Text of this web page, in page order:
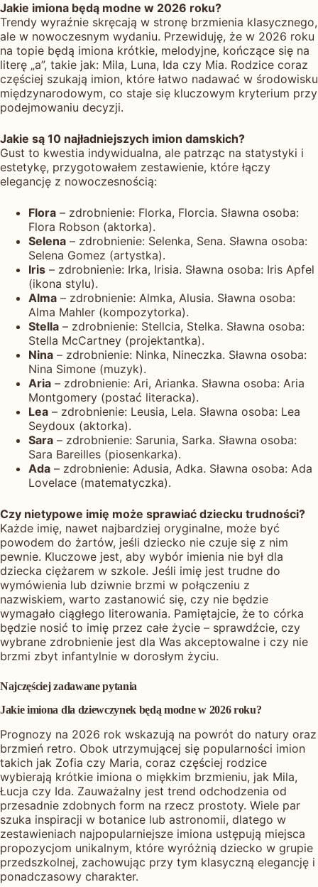
Jakie imiona będą modne w 2026 roku?
Trendy wyraźnie skręcają w stronę brzmienia klasycznego,
ale w nowoczesnym wydaniu. Przewiduję, że w 2026 roku
na topie będą imiona krótkie, melodyjne, kończące się na
literę „a”, takie jak: Mila, Luna, Ida czy Mia. Rodzice coraz
częściej szukają imion, które łatwo nadawać w środowisku
międzynarodowym, co staje się kluczowym kryterium przy
podejmowaniu decyzji.
Jakie są 10 najładniejszych imion damskich?
Gust to kwestia indywidualna, ale patrząc na statystyki i
estetykę, przygotowałem zestawienie, które łączy
elegancję z nowoczesnością:
Flora – zdrobnienie: Florka, Florcia. Sławna osoba:
Flora Robson (aktorka).
Selena – zdrobnienie: Selenka, Sena. Sławna osoba:
Selena Gomez (artystka).
Iris – zdrobnienie: Irka, Irisia. Sławna osoba: Iris Apfel
(ikona stylu).
Alma – zdrobnienie: Almka, Alusia. Sławna osoba:
Alma Mahler (kompozytorka).
Stella – zdrobnienie: Stellcia, Stelka. Sławna osoba:
Stella McCartney (projektantka).
Nina – zdrobnienie: Ninka, Nineczka. Sławna osoba:
Nina Simone (muzyk).
Aria – zdrobnienie: Ari, Arianka. Sławna osoba: Aria
Montgomery (postać literacka).
Lea – zdrobnienie: Leusia, Lela. Sławna osoba: Lea
Seydoux (aktorka).
Sara – zdrobnienie: Sarunia, Sarka. Sławna osoba:
Sara Bareilles (piosenkarka).
Ada – zdrobnienie: Adusia, Adka. Sławna osoba: Ada
Lovelace (matematyczka).
Czy nietypowe imię może sprawiać dziecku trudności?
Każde imię, nawet najbardziej oryginalne, może być
powodem do żartów, jeśli dziecko nie czuje się z nim
pewnie. Kluczowe jest, aby wybór imienia nie był dla
dziecka ciężarem w szkole. Jeśli imię jest trudne do
wymówienia lub dziwnie brzmi w połączeniu z
nazwiskiem, warto zastanowić się, czy nie będzie
wymagało ciągłego literowania. Pamiętajcie, że to córka
będzie nosić to imię przez całe życie – sprawdźcie, czy
wybrane zdrobnienie jest dla Was akceptowalne i czy nie
brzmi zbyt infantylnie w dorosłym życiu.
Najczęściej zadawane pytania
Jakie imiona dla dziewczynek będą modne w 2026 roku?
Prognozy na 2026 rok wskazują na powrót do natury oraz
brzmień retro. Obok utrzymującej się popularności imion
takich jak Zofia czy Maria, coraz częściej rodzice
wybierają krótkie imiona o miękkim brzmieniu, jak Mila,
Łucja czy Ida. Zauważalny jest trend odchodzenia od
przesadnie zdobnych form na rzecz prostoty. Wiele par
szuka inspiracji w botanice lub astronomii, dlatego w
zestawieniach najpopularniejsze imiona ustępują miejsca
propozycjom unikalnym, które wyróżnią dziecko w grupie
przedszkolnej, zachowując przy tym klasyczną elegancję i
ponadczasowy charakter.